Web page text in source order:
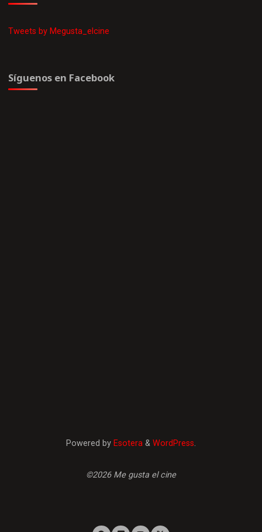
Tweets by Megusta_elcine
Síguenos en Facebook
Powered by Esotera & WordPress.
©2026 Me gusta el cine